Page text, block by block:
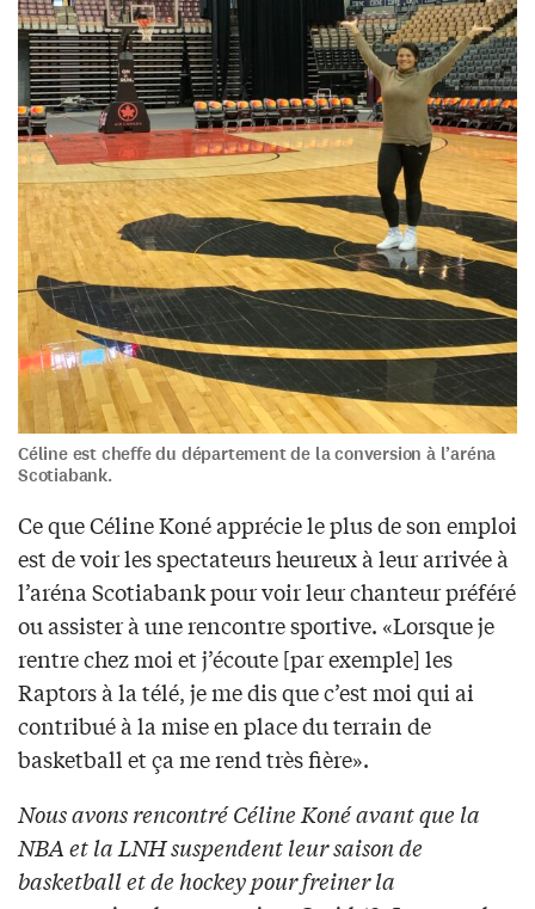
Céline est cheffe du département de la conversion à l’aréna
Scotiabank.
Ce que Céline Koné apprécie le plus de son emploi
est de voir les spectateurs heureux à leur arrivée à
l’aréna Scotiabank pour voir leur chanteur préféré
ou assister à une rencontre sportive. «Lorsque je
rentre chez moi et j’écoute [par exemple] les
Raptors à la télé, je me dis que c’est moi qui ai
contribué à la mise en place du terrain de
basketball et ça me rend très fière».
Nous avons rencontré Céline Koné avant que la
NBA et la LNH suspendent leur saison de
basketball et de hockey pour freiner la